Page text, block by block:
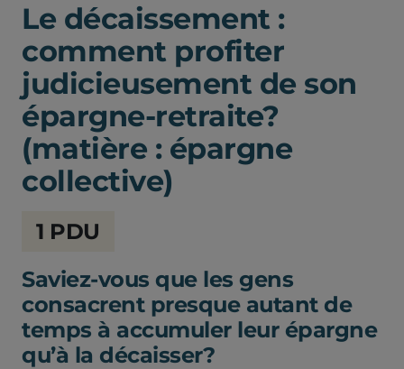
Le décaissement :
comment profiter
judicieusement de son
épargne-retraite?
(matière : épargne
collective)
de
sécurité
financière
1 PDU
Saviez-vous que les gens
consacrent presque autant de
temps à accumuler leur épargne
qu’à la décaisser?